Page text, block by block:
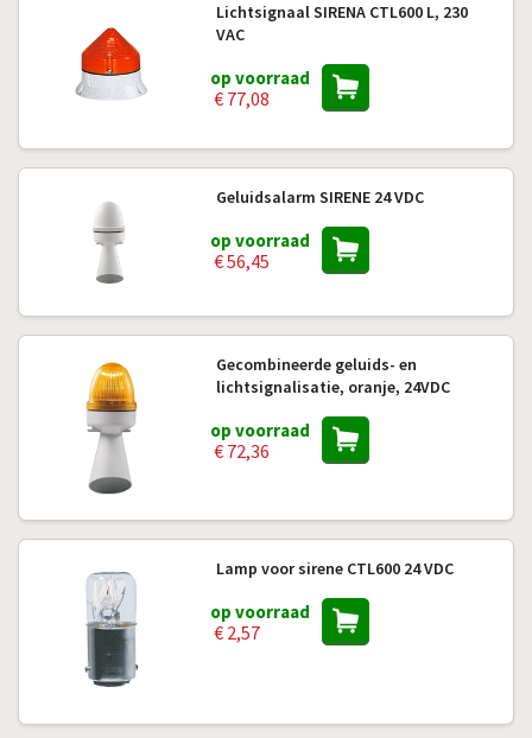
Lichtsignaal SIRENA CTL600 L, 230
VAC
op voorraad
€ 77,08
Geluidsalarm SIRENE 24 VDC
op voorraad
€ 56,45
Gecombineerde geluids- en
lichtsignalisatie, oranje, 24VDC
op voorraad
€ 72,36
Lamp voor sirene CTL600 24 VDC
op voorraad
€ 2,57